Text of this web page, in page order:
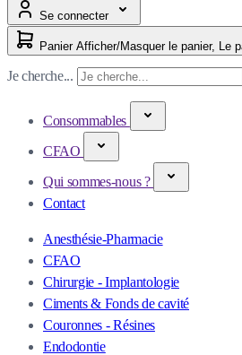
Se connecter
Panier
Je cherche...
Consommables
CFAO
Qui sommes-nous ?
Contact
Anesthésie-Pharmacie
CFAO
Chirurgie - Implantologie
Ciments & Fonds de cavité
Couronnes - Résines
Endodontie